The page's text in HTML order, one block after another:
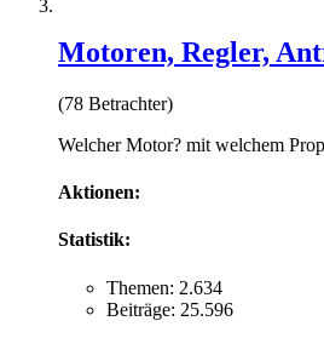
Motoren, Regler,
(78 Betrachter)
Welcher Motor? mit welchem
Aktionen:
Statistik:
Themen: 2.634
Beiträge: 25.596